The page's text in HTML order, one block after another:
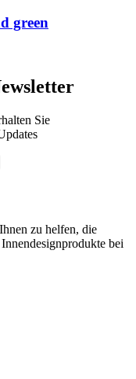
green
Sie
zu helfen, die
bei